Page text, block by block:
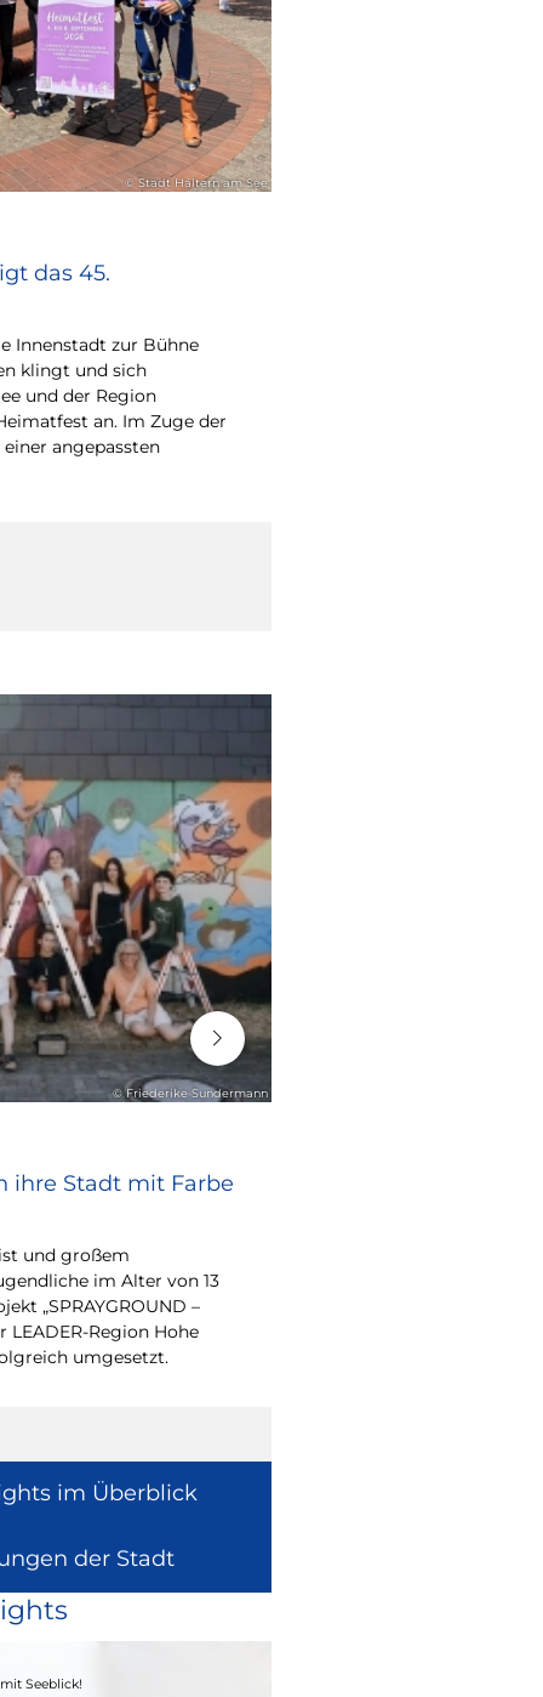
© Stadt Haltern am See
das 45.
Innenstadt zur Bühne
klingt und sich
und der Region
an. Im Zuge der
angepassten
© Friederike Sundermann
ihre Stadt mit Farbe
und großem
im Alter von 13
„SPRAYGROUND –
Region Hohe
umgesetzt.
im Überblick
der Stadt
Seeblick!